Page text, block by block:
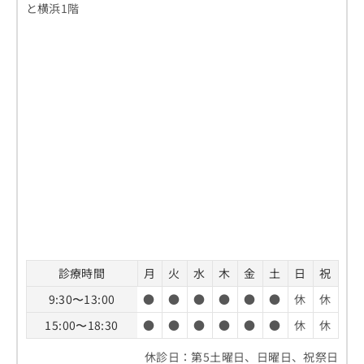
と横浜1階
診療時間 月 火 水 木 金 土 日
祝
9:30〜13:00
● ● ● ● ● ● 休
休
15:00〜18:30
● ● ● ● ● ● 休
休
休診日：第5土曜日、日曜日、祝祭日